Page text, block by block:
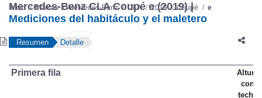
Inicio Marcas Mercedes-Benz CLA 2019 Coupé e
Mercedes-Benz CLA Coupé e (2019) |
Mediciones del habitáculo y el maletero
Resumen Detalle
Primera fila
Altura
con
techo